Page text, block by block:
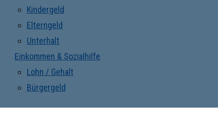
Kindergeld
Elterngeld
Unterhalt
Einkommen & Sozialhilfe
Lohn / Gehalt
Bürgergeld